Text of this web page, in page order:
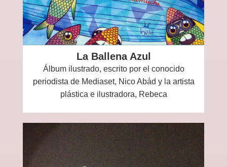
La Ballena Azul
Álbum ilustrado, escrito por el conocido
periodista de Mediaset, Nico Abád y la artista
plástica e ilustradora, Rebeca